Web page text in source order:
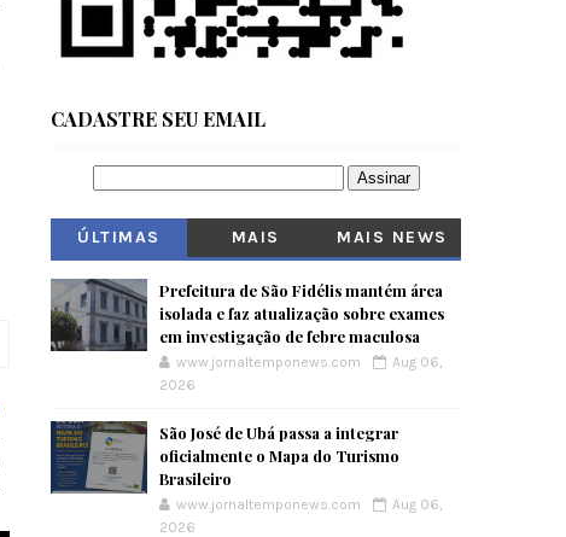
CADASTRE SEU EMAIL
ÚLTIMAS
MAIS
MAIS NEWS
Prefeitura de São Fidélis mantém área
isolada e faz atualização sobre exames
em investigação de febre maculosa
www.jornaltemponews.com
Aug 06,
2026
São José de Ubá passa a integrar
oficialmente o Mapa do Turismo
Brasileiro
www.jornaltemponews.com
Aug 06,
2026